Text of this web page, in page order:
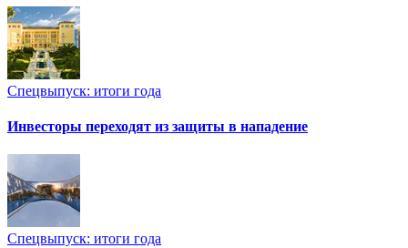
Спецвыпуск: итоги года
Инвесторы переходят из защиты в нападение
Спецвыпуск: итоги года